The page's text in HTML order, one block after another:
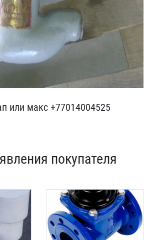
или мак​с +77014004525
покупателя